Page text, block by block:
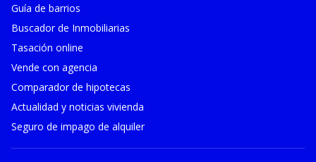
Guía de barrios
Buscador de Inmobiliarias
Tasación online
Vende con agencia
Comparador de hipotecas
Actualidad y noticias vivienda
Seguro de impago de alquiler